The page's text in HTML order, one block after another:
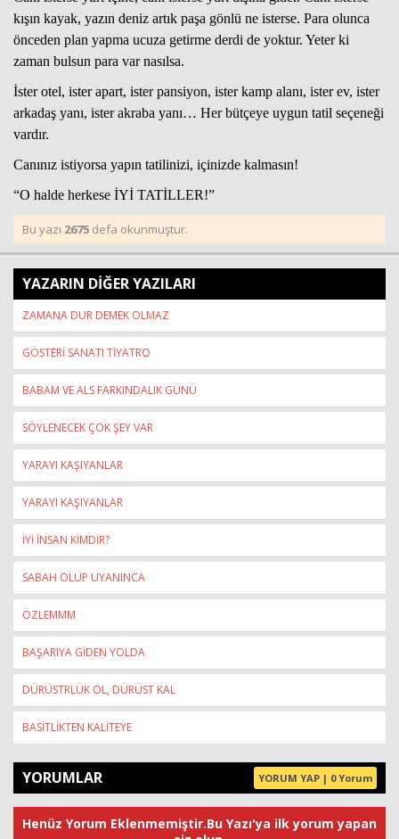
kışın kayak, yazın deniz artık paşa gönlü ne isterse. Para olunca
önceden plan yapma ucuza getirme derdi de yoktur. Yeter ki
zaman bulsun para var nasılsa.
İster otel, ister apart, ister pansiyon, ister kamp alanı, ister ev, ister
arkadaş yanı, ister akraba yanı… Her bütçeye uygun tatil seçeneği
vardır.
Canınız istiyorsa yapın tatilinizi, içinizde kalmasın!
“O halde herkese İYİ TATİLLER!”
Bu yazı 2675 defa okunmuştur.
YAZARIN DİĞER YAZILARI
ZAMANA DUR DEMEK OLMAZ
GÖSTERİ SANATI TİYATRO
BABAM VE ALS FARKINDALIK GÜNÜ
SÖYLENECEK ÇOK ŞEY VAR
YARAYI KAŞIYANLAR
YARAYI KAŞIYANLAR
İYİ İNSAN KİMDİR?
SABAH OLUP UYANINCA
ÖZLEMMM
BAŞARIYA GİDEN YOLDA
DÜRÜSTRLÜK OL, DÜRÜST KAL
BASİTLİKTEN KALİTEYE
YORUMLAR YORUM YAP | 0 Yorum
Henüz Yorum Eklenmemiştir.Bu Yazı'ya ilk yorum yapan